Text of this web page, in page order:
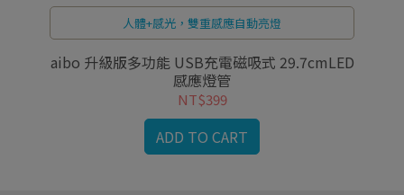
人體+感光，雙重感應自動亮燈
aibo 升級版多功能 USB充電磁吸式 29.7cmLED
感應燈管
NT$399
ADD TO CART